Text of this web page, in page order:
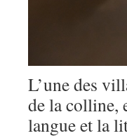
L’une des
de la colline,
langue et la